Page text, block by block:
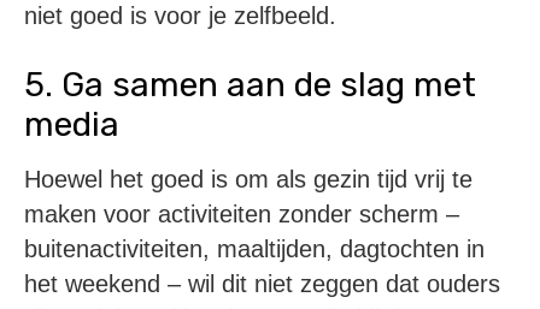
niet goed is voor je zelfbeeld.
5. Ga samen aan de slag met
media
Hoewel het goed is om als gezin tijd vrij te
maken voor activiteiten zonder scherm –
buitenactiviteiten, maaltijden, dagtochten in
het weekend – wil dit niet zeggen dat ouders